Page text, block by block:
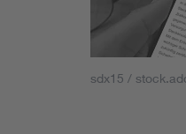
sdx15 /